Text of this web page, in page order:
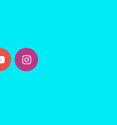
YouTubeInstagram